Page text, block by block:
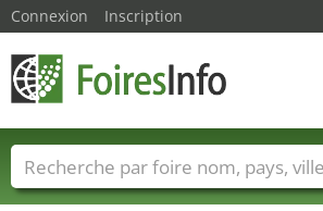
Connexion Inscription
Foire noms Pays Villes